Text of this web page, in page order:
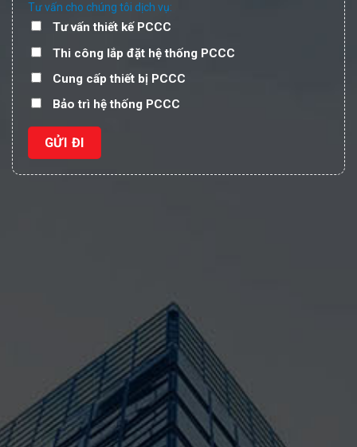
Tư vấn cho chúng tôi dịch vụ:
Tư vấn thiết kế PCCC
Thi công lắp đặt hệ thống PCCC
Cung cấp thiết bị PCCC
Bảo trì hệ thống PCCC